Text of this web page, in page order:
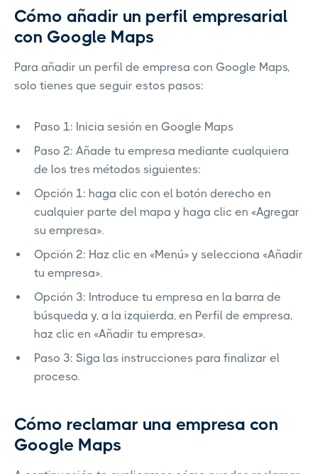
Cómo añadir un perfil empresarial
con Google Maps
Para añadir un perfil de empresa con Google Maps,
solo tienes que seguir estos pasos:
Paso 1: Inicia sesión en Google Maps
Paso 2: Añade tu empresa mediante cualquiera
de los tres métodos siguientes:
Opción 1: haga clic con el botón derecho en
cualquier parte del mapa y haga clic en «Agregar
su empresa».
Opción 2: Haz clic en «Menú» y selecciona «Añadir
tu empresa».
Opción 3: Introduce tu empresa en la barra de
búsqueda y, a la izquierda, en Perfil de empresa,
haz clic en «Añadir tu empresa».
Paso 3: Siga las instrucciones para finalizar el
proceso.
Cómo reclamar una empresa con
Google Maps